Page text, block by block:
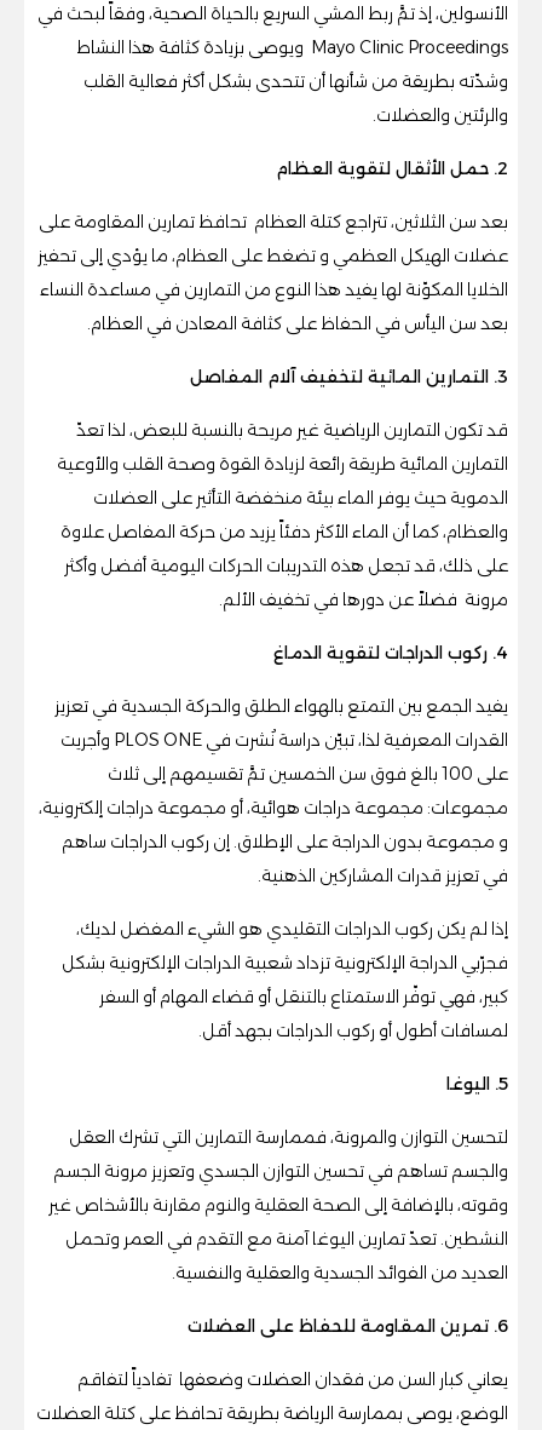
الأنسولين، إذ تمَّ ربط المشي السريع بالحياة الصحية، وفقاً لبحث في
Mayo Clinic Proceedings ويوصى بزيادة كثافة هذا النشاط
وشدّته بطريقة من شأنها أن تتحدى بشكل أكثر فعالية القلب
والرئتين والعضلات.
2. حمل الأثقال لتقوية العظام
بعد سن الثلاثين، تتراجع كتلة العظام تحافظ تمارين المقاومة على
عضلات الهيكل العظمي و تضغط على العظام، ما يؤدي إلى تحفيز
الخلايا المكوّنة لها يفيد هذا النوع من التمارين في مساعدة النساء
بعد سن اليأس في الحفاظ على كثافة المعادن في العظام.
3. التمارين المائية لتخفيف آلام المفاصل
قد تكون التمارين الرياضية غير مريحة بالنسبة للبعض، لذا تعدّ
التمارين المائية طريقة رائعة لزيادة القوة وصحة القلب والأوعية
الدموية حيث يوفر الماء بيئة منخفضة التأثير على العضلات
والعظام، كما أن الماء الأكثر دفئاً يزيد من حركة المفاصل علاوة
على ذلك، قد تجعل هذه التدريبات الحركات اليومية أفضل وأكثر
مرونة فضلاً عن دورها في تخفيف الألم.
4. ركوب الدراجات لتقوية الدماغ
يفيد الجمع بين التمتع بالهواء الطلق والحركة الجسدية في تعزيز
القدرات المعرفية لذا، تبيّن دراسة نُشرت في PLOS ONE وأجريت
على 100 بالغ فوق سن الخمسين تمَّ تقسيمهم إلى ثلاث
مجموعات: مجموعة دراجات هوائية، أو مجموعة دراجات إلكترونية،
و مجموعة بدون الدراجة على الإطلاق. إن ركوب الدراجات ساهم
في تعزيز قدرات المشاركين الذهنية.
إذا لم يكن ركوب الدراجات التقليدي هو الشيء المفضل لديك،
فجرّبي الدراجة الإلكترونية تزداد شعبية الدراجات الإلكترونية بشكل
كبير، فهي توفّر الاستمتاع بالتنقل أو قضاء المهام أو السفر
لمسافات أطول أو ركوب الدراجات بجهد أقل.
5. اليوغا
لتحسين التوازن والمرونة، فممارسة التمارين التي تشرك العقل
والجسم تساهم في تحسين التوازن الجسدي وتعزيز مرونة الجسم
وقوته، بالإضافة إلى الصحة العقلية والنوم مقارنة بالأشخاص غير
النشطين. تعدّ تمارين اليوغا آمنة مع التقدم في العمر وتحمل
العديد من الفوائد الجسدية والعقلية والنفسية.
6. تمرين المقاومة للحفاظ على العضلات
يعاني كبار السن من فقدان العضلات وضعفها تفادياً لتفاقم
الوضع، يوصى بممارسة الرياضة بطريقة تحافظ على كتلة العضلات